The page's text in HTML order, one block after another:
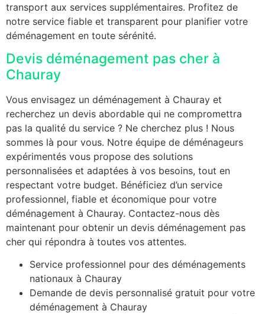
transport aux services supplémentaires. Profitez de
notre service fiable et transparent pour planifier votre
déménagement en toute sérénité.
Devis déménagement pas cher à
Chauray
Vous envisagez un déménagement à Chauray et
recherchez un devis abordable qui ne compromettra
pas la qualité du service ? Ne cherchez plus ! Nous
sommes là pour vous. Notre équipe de déménageurs
expérimentés vous propose des solutions
personnalisées et adaptées à vos besoins, tout en
respectant votre budget. Bénéficiez d’un service
professionnel, fiable et économique pour votre
déménagement à Chauray. Contactez-nous dès
maintenant pour obtenir un devis déménagement pas
cher qui répondra à toutes vos attentes.
Service professionnel pour des déménagements
nationaux à Chauray
Demande de devis personnalisé gratuit pour votre
déménagement à Chauray